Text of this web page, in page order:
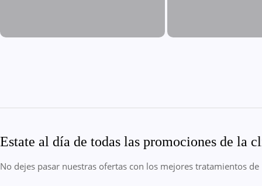
Estate al día de todas las promociones de la
No dejes pasar nuestras ofertas con los mejores tratamientos de